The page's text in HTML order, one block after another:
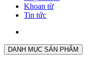
Khoan từ
Tin tức
DANH MỤC SẢN PHẨM